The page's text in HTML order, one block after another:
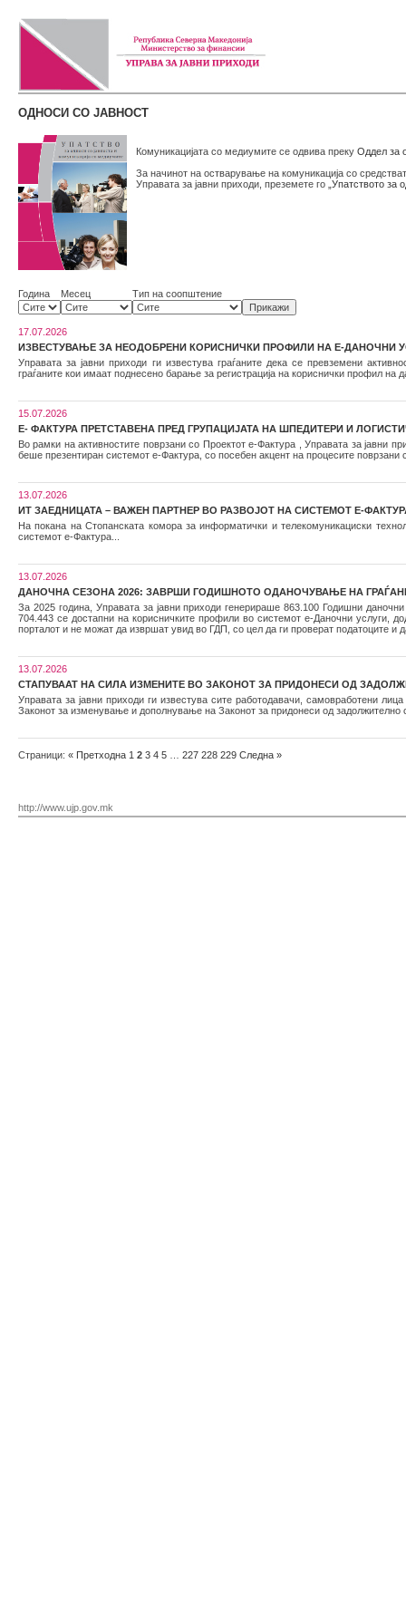
ОДНОСИ СО ЈАВНОСТ
Комуникацијата со медиумите се одвива преку Оддел за
За начинот на остварување на комуникација со
Управата за јавни приходи, преземете го „Упатството за
Година Месец Тип на соопштение
17.07.2026
ИЗВЕСТУВАЊЕ ЗА НЕОДОБРЕНИ КОРИСНИЧКИ ПРОФИЛИ НА Е-ДАНОЧНИ
Управата за јавни приходи ги известува граѓаните дека се превземени
граѓаните кои имаат поднесено барање за регистрација на кориснички профил
15.07.2026
Е- ФАКТУРА ПРЕТСТАВЕНА ПРЕД ГРУПАЦИЈАТА НА ШПЕДИТЕРИ И
Во рамки на активностите поврзани со Проектот е-Фактура , Управата за јавни
беше презентиран системот е-Фактура, со посебен акцент на процесите
13.07.2026
ИТ ЗАЕДНИЦАТА – ВАЖЕН ПАРТНЕР ВО РАЗВОЈОТ НА СИСТЕМОТ Е-
На покана на Стопанската комора за информатички и телекомуникациски
системот е-Фактура...
13.07.2026
ДАНОЧНА СЕЗОНА 2026: ЗАВРШИ ГОДИШНОТО ОДАНОЧУВАЊЕ НА
За 2025 година, Управата за јавни приходи генерираше 863.100 Годишни
704.443 се достапни на корисничките профили во системот е-Даночни услуги,
порталот и не можат да извршат увид во ГДП, со цел да ги проверат податоците и
13.07.2026
СТАПУВААТ НА СИЛА ИЗМЕНИТЕ ВО ЗАКОНОТ ЗА ПРИДОНЕСИ ОД
Управата за јавни приходи ги известува сите работодавачи, самовработени
Законот за изменување и дополнување на Законот за придонеси од задолжително
Страници: « Претходна 1 2 3 4 5 227 228 229 Следна »
http://www.ujp.gov.mk